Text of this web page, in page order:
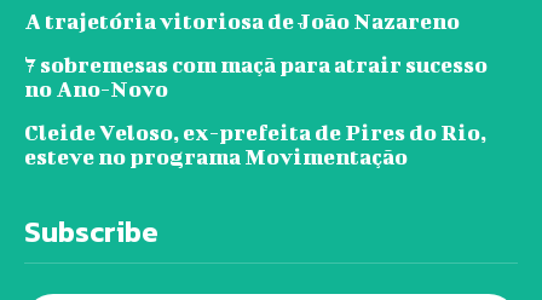
A trajetória vitoriosa de João Nazareno
7 sobremesas com maçã para atrair sucesso
no Ano-Novo
Cleide Veloso, ex-prefeita de Pires do Rio,
esteve no programa Movimentação
Subscribe